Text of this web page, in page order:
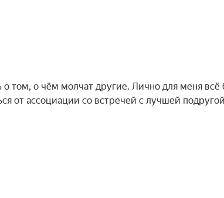
о том, о чём молчат другие. Лично для меня всё
от ассоциации со встречей с лучшей